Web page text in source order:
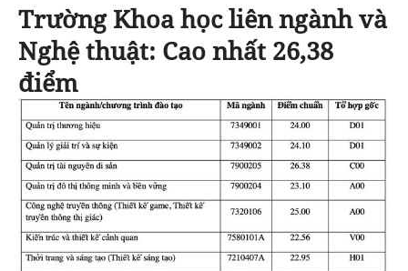
Trường Khoa học liên ngành và
Nghệ thuật: Cao nhất 26,38
điểm